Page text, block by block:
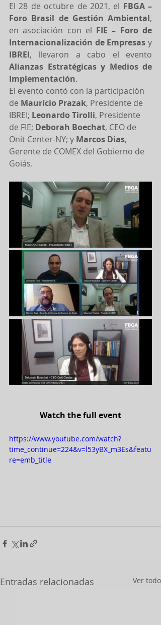
El 28 de octubre de 2021, el FBGA –
Foro Brasil de Gestión Ambiental,
en asociación con el FIE – Foro de
Internacionalización de Empresas
IBREI
Alianzas Estratégicas y Medios de
Implementación.
El evento contó con la participación
de Maurício Prazak, Presidente de
IBREI; Leonardo Tirolli, Presidente
de FIE; Deborah Boechat, CEO de
Onit Center-NY; y Marcos Dias,
Gerente de COMEX del Gobierno de
Goiás.
Watch the full event
https://www.youtube.com/watch?
time_continue=224&v=l53yBX_m3Es&featu
re=emb_title
Entradas relacionadas Ver todo